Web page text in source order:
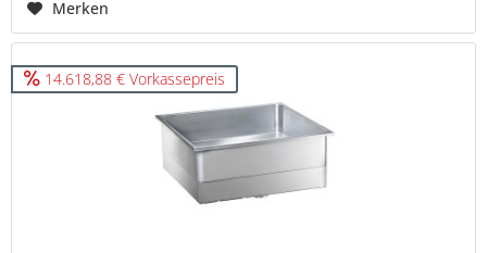
Merken
14.618,88 € Vorkassepreis